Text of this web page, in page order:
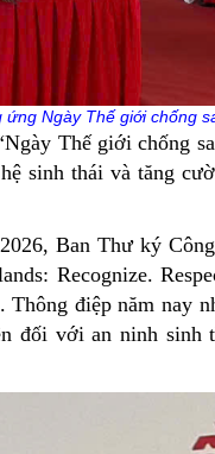
Ngày Thế giới chống
Thế giới chống sa
sinh thái và tăng
Ban Thư ký
Recognize.
điệp năm nay
đối với an ninh sinh